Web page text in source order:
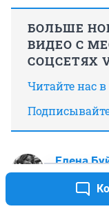
БОЛЬШЕ
ВИДЕО С
СОЦСЕТЯХ
Читайте нас
Елена